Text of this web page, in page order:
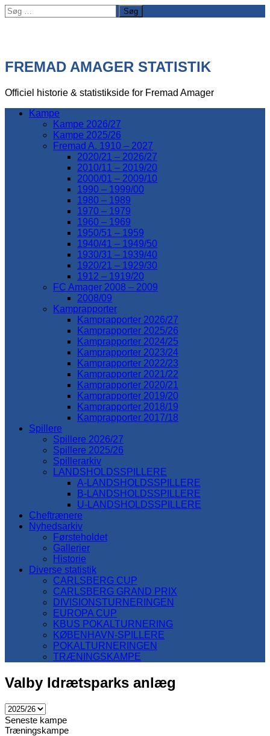
Søg
efter:
FREMAD AMAGER STATISTIK
Officiel historie & statistikside for Fremad Amager
Kampe
Kampe 2026/27
Kampe 2025/26
Fremad A. 1910 – 2027
2020/21 – 2026/27
2010/11 – 2019/20
2000/01 – 2009/10
1990 – 1999/00
1980 – 1989
1970 – 1979
1960 – 1969
1950/51 – 1959
1940/41 – 1949/50
1930/31 – 1939/40
1920/21 – 1929/30
1912 – 1919/20
FC Amager 2008 – 2009
2008/09
Kamprapporter
Kamprapporter 2026/27
Kamprapporter 2025/26
Kamprapporter 2024/25
Kamprapporter 2023/24
Kamprapporter 2022/23
Kamprapporter 2021/22
Kamprapporter 2020/21
Kamprapporter 2019/20
Kamprapporter 2018/19
Kamprapporter 2017/18
Spillere
Spillere 2026/27
Spillere 2025/26
Spillerarkiv
LANDSHOLDSSPILLERE
A-LANDSHOLDSSPILLERE
B-LANDSHOLDSSPILLERE
U-LANDSHOLDSSPILLERE
Cheftrænere
Nyhedsarkiv
Førsteholdet
Gallerier
Historie
Diverse statistik
CARLSBERG CUP
CARLSBERG GRAND PRIX
DIVISIONSTURNERINGEN
EUROPA CUP
KBUS POKALTURNERING
KØBENHAVN-SPILLERE
POKALTURNERINGEN
TRÆNINGSKAMPE
Valby Idrætsparks anlæg
Seneste kampe
Træningskampe